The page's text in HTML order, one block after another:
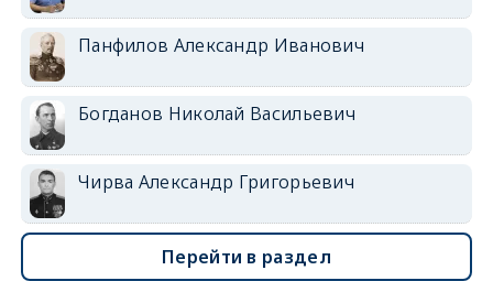
Панфилов Александр Иванович
Богданов Николай Васильевич
Чирва Александр Григорьевич
Перейти в раздел